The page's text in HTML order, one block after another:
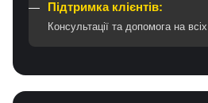
Підтримка клієнтів:
Консультації та допомога на